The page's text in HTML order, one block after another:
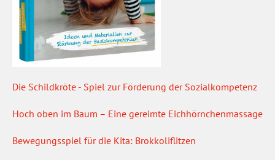
Die Schildkröte - Spiel zur Förderung der Sozialkompetenz
Hoch oben im Baum – Eine gereimte Eichhörnchenmassage
Bewegungsspiel für die Kita: Brokkoliflitzen